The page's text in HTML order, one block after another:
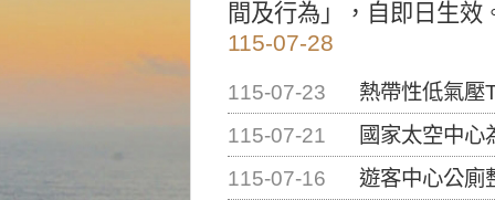
間及行為」，自即日生效
115-07-28
115-07-23
熱帶性低氣壓
115-07-21
國家太空中心為辦理
115-07-16
遊客中心公廁